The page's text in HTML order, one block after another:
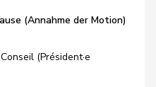
(Annahme der Motion)
(Président·e